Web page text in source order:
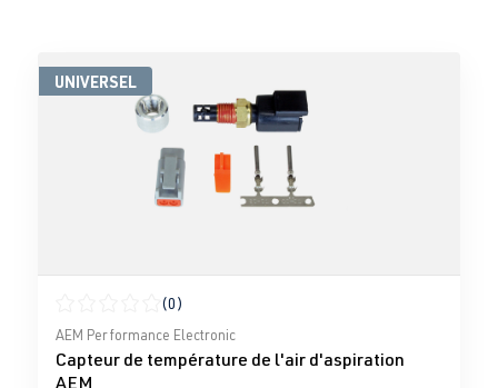
UNIVERSEL
Note moyenne de 0 sur 5 étoiles
(0)
AEM Performance Electronic
Capteur de température de l'air d'aspiration
AEM